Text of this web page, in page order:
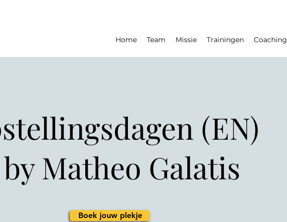
Home Team Missie Trainingen Coaching
(EN)
Matheo Galatis
Boek jouw plekje